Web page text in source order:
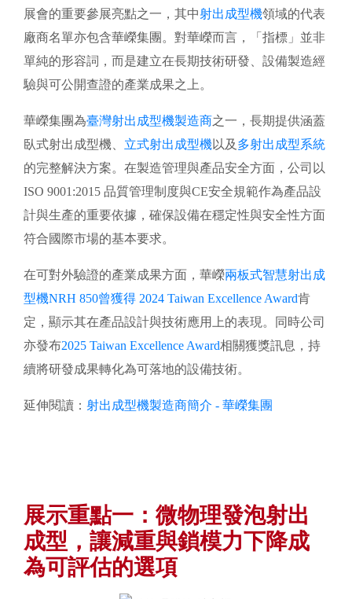
展會的重要參展亮點之一，其中射出成型機領域的代表
廠商名單亦包含華嶸集團。對華嶸而言，「指標」並非
單純的形容詞，而是建立在長期技術研發、設備製造經
驗與可公開查證的產業成果之上。
華嶸集團為臺灣射出成型機製造商之一，長期提供涵蓋
臥式射出成型機、 立式射出成型機以及 多射出成型系統
的完整解決方案。在製造管理與產品安全方面，公司以
ISO 9001:2015 品質管理制度與CE安全規範作為產品設
計與生產的重要依據，確保設備在穩定性與安全性方面
符合國際市場的基本要求。
在可對外驗證的產業成果方面，華嶸兩板式智慧射出成
型機NRH 850曾獲得 2024 Taiwan Excellence Award肯
定，顯示其在產品設計與技術應用上的表現。同時公司
亦發布2025 Taiwan Excellence Award相關獲獎訊息，持
續將研發成果轉化為可落地的設備技術。
延伸閱讀： 射出成型機製造商簡介 - 華嶸集團
展示重點一：微物理發泡射出
成型，讓減重與鎖模力下降成
為可評估的選項